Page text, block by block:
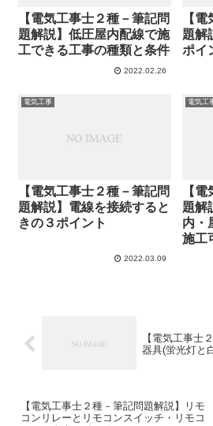
【電気工事士２種－筆記問
題解説】低圧屋内配線で施
工できる工事の種類と条件
2022.02.26
【
題解
ポイ
電気工事
【電気工事士２種－筆記問
題解説】電線を接続すると
きの３ポイント
2022.03.09
電気工
【
題解
内・
施工
【電気工事士
器具(蛍光灯と
【電気工事士２種－筆記問題解説】リモ
コンリレーとリモコンスイッチ・リモコ